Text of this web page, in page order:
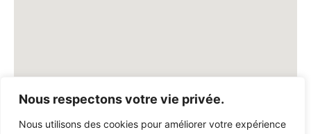
Nous respectons votre vie privée.
Nous utilisons des cookies pour améliorer votre expérience